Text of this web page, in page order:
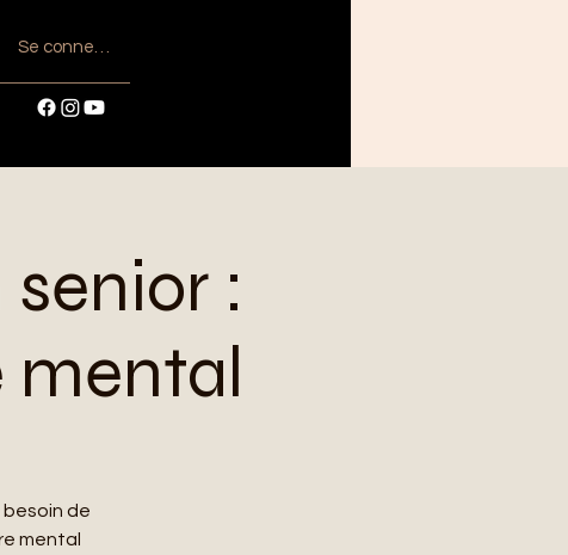
Se connecter
:
mental
besoin de
mental